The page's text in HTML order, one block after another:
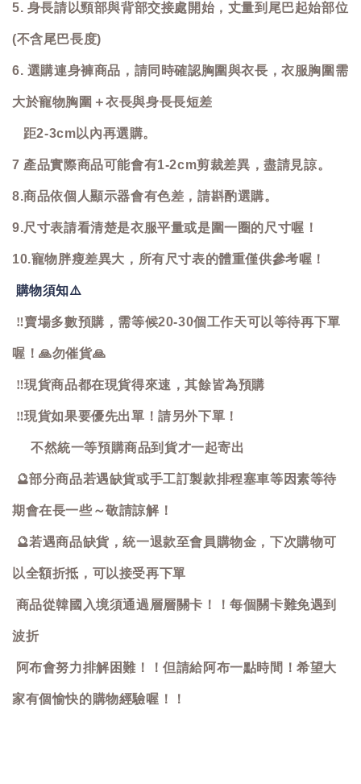
5. 身長請以頸部與背部交接處開始，丈量到尾巴起始部位
(不含尾巴長度)
6. 選購連身褲商品，請同時確認胸圍與衣長，衣服胸圍需
大於寵物胸圍＋衣長與身長長短差
距2-3cm以內再選購。
7 產品實際商品可能會有1-2cm剪裁差異，盡請見諒。
8.商品依個人顯示器會有色差，請斟酌選購。
9.尺寸表請看清楚是衣服平量或是圍一圈的尺寸喔！
10.寵物胖瘦差異大，所有尺寸表的體重僅供參考喔！
購物須知⚠️
‼️賣場多數預購，需等候20-30個工作天可以等待再下單
喔！🙏勿催貨🙏
‼️現貨商品都在現貨得來速，其餘皆為預購
‼️現貨如果要優先出單！請另外下單！
不然統一等預購商品到貨才一起寄出
🔮部分商品若遇缺貨或手工訂製款排程塞車等因素等待
期會在長一些～敬請諒解！
🔮若遇商品缺貨，統一退款至會員購物金，下次購物可
以全額折抵，可以接受再下單
商品從韓國入境須通過層層關卡！！每個關卡難免遇到
波折
阿布會努力排解困難！！但請給阿布一點時間！希望大
家有個愉快的購物經驗喔！！